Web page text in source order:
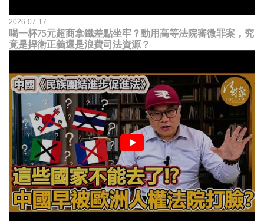
2026-07-17
喝一杯75元超商拿鐵差點坐牢？動用高等法院審微罪案，究
竟是捍衛正義還是浪費司法資源？